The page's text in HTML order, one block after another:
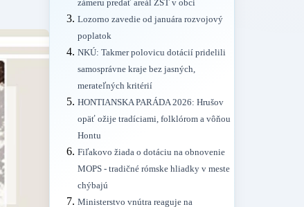
zámeru predať areál ŽST v obci
Lozorno zavedie od januára rozvojový
poplatok
NKÚ: Takmer polovicu dotácií pridelili
samosprávne kraje bez jasných,
merateľných kritérií
HONTIANSKA PARÁDA 2026: Hrušov
opäť ožije tradíciami, folklórom a vôňou
Hontu
Fiľakovo žiada o dotáciu na obnovenie
MOPS - tradičné rómske hliadky v meste
chýbajú
Ministerstvo vnútra reaguje na